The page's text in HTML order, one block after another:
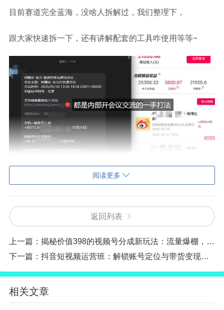
目前赛道完全蓝海，没啥人拆解过，我们整理下，
跟大家快速拆一下，还有讲解配套的工具咋使用等等~
*提示本文仅为介绍，不构成任何收益承诺，变现效果因人
严格遵守平台相关规则与相关法律法规*
打开「夸克APP」即可获取。
温馨提醒：各位请不要添加本站教程里出现的任何联系方式，
阅读更多
返回列表
上一篇： 揭秘价值398的视频号分成新玩法：流量爆棚，日入200+轻松拿！
下一篇： 抖音短视频运营班：解锁账号定位与带货变现，系统掌握上热门涨粉
相关文章